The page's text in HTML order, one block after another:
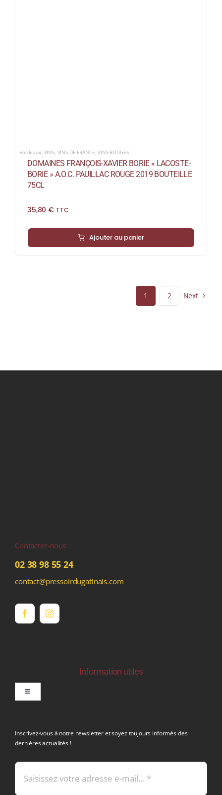
Bordeaux, VINS, VINS DE FRANCE ,VINS ROUGES
DOMAINES FRANÇOIS-XAVIER BORIE « LACOSTE-
BORIE » A.O.C. PAUILLAC ROUGE 2019 BOUTEILLE
75CL
35,80 € TTC
Ajouter au panier
1 2 Next
Contactez-nous
02 38 98 55 24
contact@pressoirdugatinais.com
Information utiles
Toggle
Mentions légales
Inscrivez-vous à notre newsletter et soyez toujours informés des
dernières actualités !